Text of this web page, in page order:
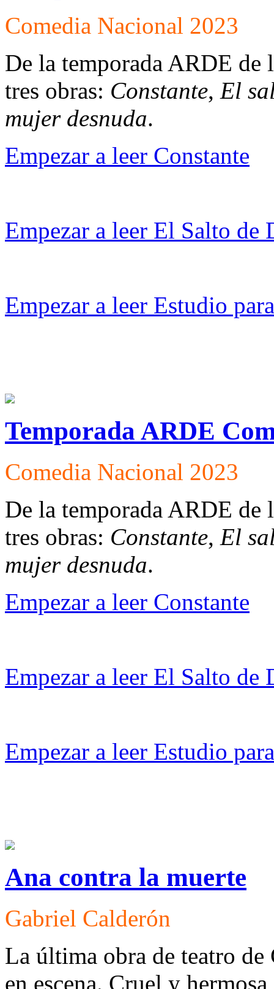
Comedia Nacional 2023
De la temporada ARDE de
tres obras: Constante, El
mujer desnuda.
Empezar a leer Constante
Empezar a leer El Salto de
Empezar a leer Estudio
Temporada ARDE
Comedia Nacional 2023
De la temporada ARDE de
tres obras: Constante, El
mujer desnuda.
Empezar a leer Constante
Empezar a leer El Salto de
Empezar a leer Estudio
Ana contra la muerte
Gabriel Calderón
La última obra de teatro de
en escena. Cruel y